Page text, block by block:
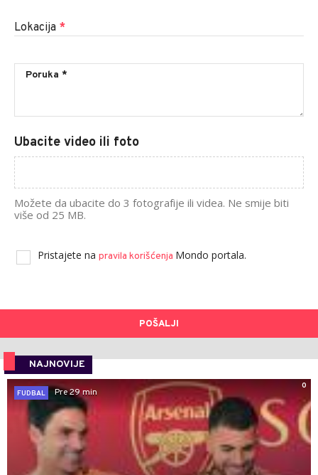
Lokacija *
Ubacite video ili foto
Možete da ubacite do 3 fotografije ili videa. Ne smije biti
više od 25 MB.
Pristajete na pravila korišćenja Mondo portala.
POŠALJI
NAJNOVIJE
0
FUDBAL
Pre 29 min